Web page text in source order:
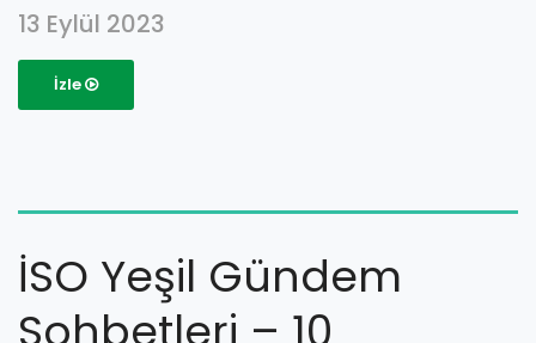
13 Eylül 2023
İzle
İSO Yeşil Gündem